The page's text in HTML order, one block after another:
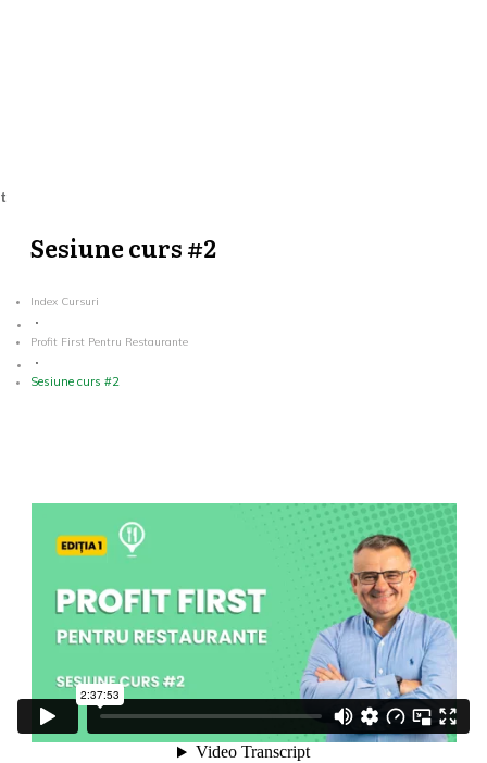
Sesiune curs #2
Index Cursuri
Profit First Pentru Restaurante
Sesiune curs #2